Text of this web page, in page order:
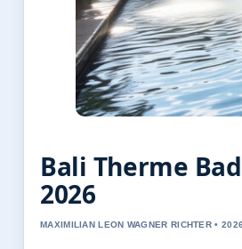
Bali Therme
2026
MAXIMILIAN LEON WAGNER RICHTER •